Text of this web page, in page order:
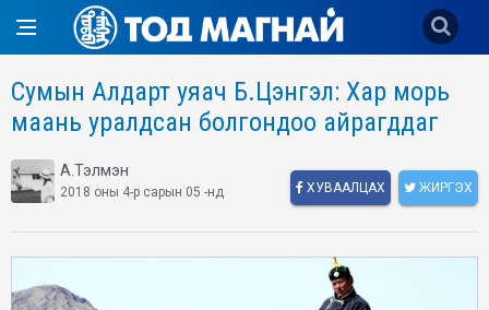
Сумын Алдарт уяач Б.Цэнгэл: Хар морь
маань уралдсан болгондоо айрагддаг
А.Тэлмэн
2018 оны 4-р сарын 05 -нд ХУВААЛЦАХ ЖИРГЭХ